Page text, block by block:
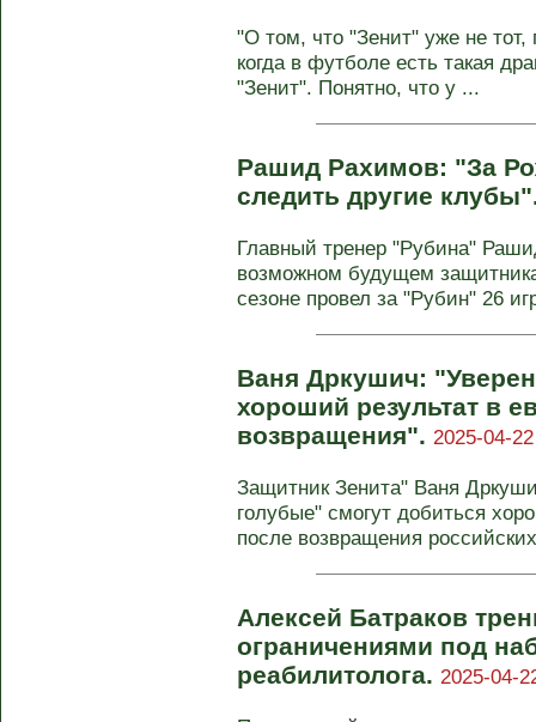
"О том, что "Зенит" уже не
когда в футболе есть такая
"Зенит". Понятно, что у ...
Рашид Рахимов: "За
следить другие
Главный тренер "Рубина"
возможном будущем
сезоне провел за "Рубин" 26
Ваня Дркушич:
хороший результат в
возвращения". 2025-04-
Защитник Зенита" Ваня
голубые" смогут добиться
после возвращения
Алексей Батраков
ограничениями под
реабилитолога. 2025-04-